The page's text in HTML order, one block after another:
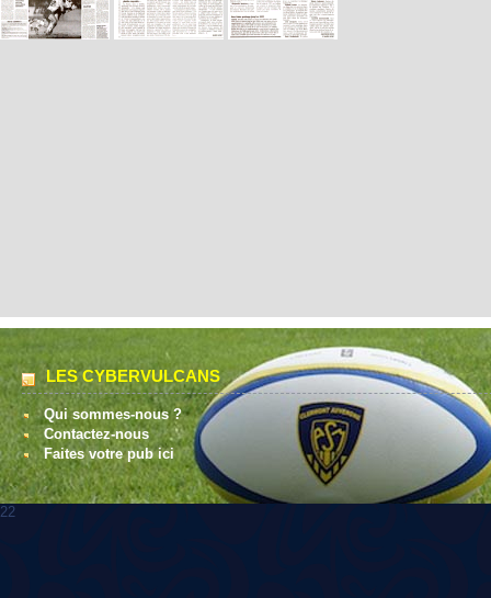
LES CYBERVULCANS
Qui sommes-nous ?
Contactez-nous
Faites votre pub ici
22